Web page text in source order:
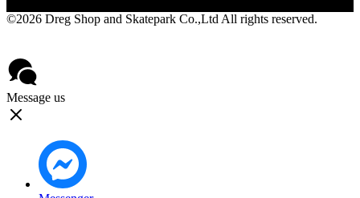
©2026 Dreg Shop and Skatepark Co.,Ltd All rights reserved.
Message us